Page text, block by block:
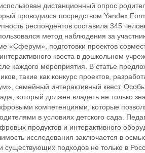
дистанционный опрос
проводился посредством Yandex
респондентов составила 345
метод наблюдения за
«Сферум», подготовки проектов
квеста в дошкольном
каждого мероприятия. В статье
такие как конкурс проектов,
семейный интерактивный квест.
который должен владеть не только
компетенциями, которые
в условиях детского сада.
продуктов и интерактивного
исследования заключается в
существующих подходов не только в